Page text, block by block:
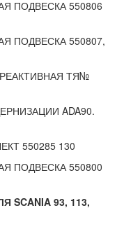
ПОДВЕСКА 550806
ПОДВЕСКА 550807,
ТЯ№
ADA90.
550285 130
ПОДВЕСКА 550800
93, 113,